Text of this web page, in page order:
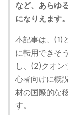
など、あらゆ
になりえます。
本記事は、(1)
に転用できそ
し、(2)クオン
心者向けに概
材の国際的な
す。